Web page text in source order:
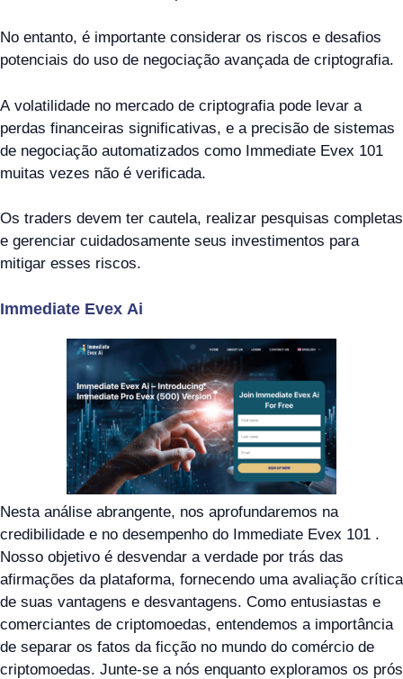
No entanto, é importante considerar os riscos e desafios
potenciais do uso de negociação avançada de criptografia.
A volatilidade no mercado de criptografia pode levar a
perdas financeiras significativas, e a precisão de sistemas
de negociação automatizados como Immediate Evex 101
muitas vezes não é verificada.
Os traders devem ter cautela, realizar pesquisas completas
e gerenciar cuidadosamente seus investimentos para
mitigar esses riscos.
Immediate Evex Ai
Nesta análise abrangente, nos aprofundaremos na
credibilidade e no desempenho do Immediate Evex 101 .
Nosso objetivo é desvendar a verdade por trás das
afirmações da plataforma, fornecendo uma avaliação crítica
de suas vantagens e desvantagens. Como entusiastas e
comerciantes de criptomoedas, entendemos a importância
de separar os fatos da ficção no mundo do comércio de
criptomoedas. Junte-se a nós enquanto exploramos os prós